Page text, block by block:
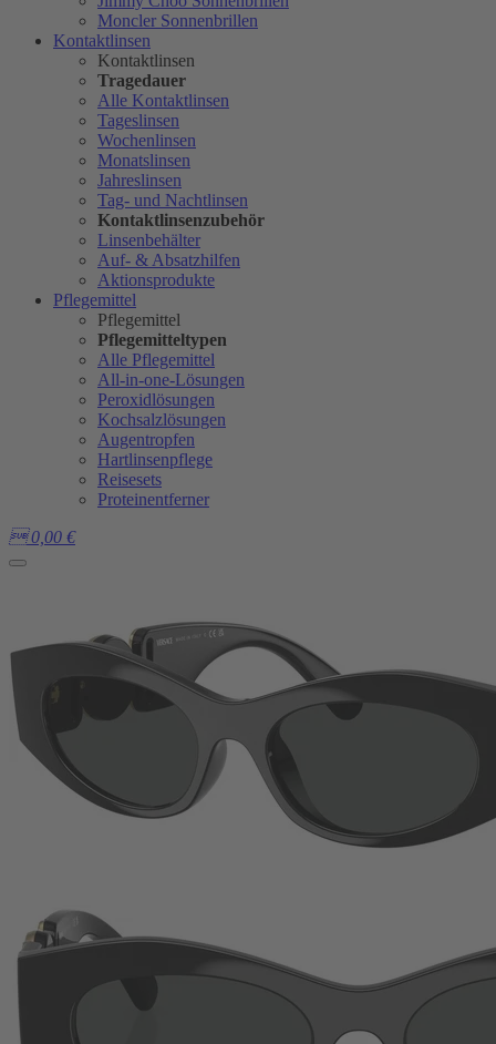
Moncler Sonnenbrillen
Kontaktlinsen
Kontaktlinsen
Tragedauer
Alle Kontaktlinsen
Tageslinsen
Wochenlinsen
Monatslinsen
Jahreslinsen
Tag- und Nachtlinsen
Kontaktlinsenzubehör
Linsenbehälter
Auf- & Absatzhilfen
Aktionsprodukte
Pflegemittel
Pflegemittel
Pflegemitteltypen
Alle Pflegemittel
All-in-one-Lösungen
Peroxidlösungen
Kochsalzlösungen
Augentropfen
Hartlinsenpflege
Reisesets
Proteinentferner
 0,00 €